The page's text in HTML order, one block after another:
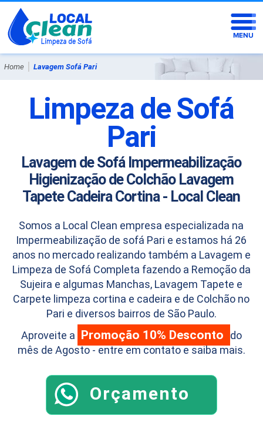
Home | Lavagem Sofá Pari
Limpeza de Sofá
Pari
Lavagem de Sofá Impermeabilização
Higienização de Colchão Lavagem
Tapete Cadeira Cortina - Local Clean
Somos a Local Clean empresa especializada na
Impermeabilização de sofá Pari e estamos há 26
anos no mercado realizando também a Lavagem e
Limpeza de Sofá Completa fazendo a Remoção da
Sujeira e algumas Manchas, Lavagem Tapete e
Carpete limpeza cortina e cadeira e de Colchão no
Pari e diversos bairros de São Paulo.
Aproveite a Promoção 10% Desconto
do
mês de Agosto - entre em contato e saiba mais.
Orçamento